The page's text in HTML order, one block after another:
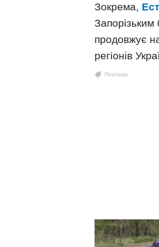
Зокрема,
продовжує
регіонів